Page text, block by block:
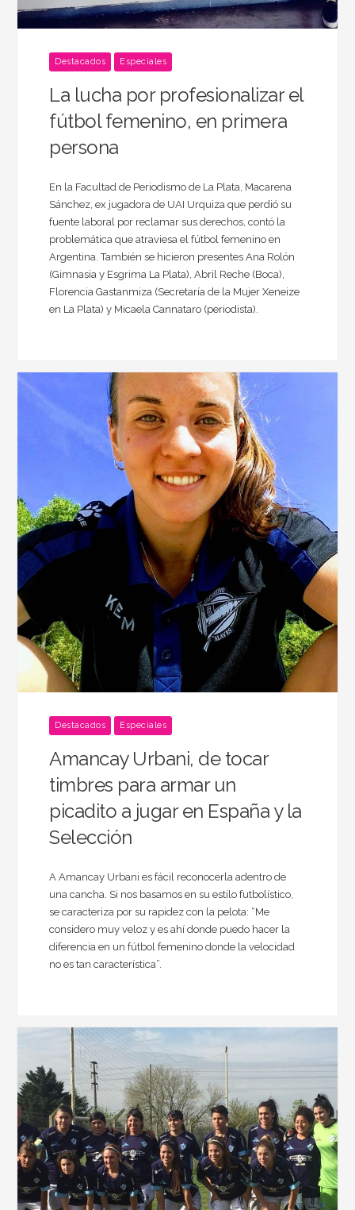
Destacados Especiales
La lucha por profesionalizar el
fútbol femenino, en primera
persona
En la Facultad de Periodismo de La Plata, Macarena
Sánchez, ex jugadora de UAI Urquiza que perdió su
fuente laboral por reclamar sus derechos, contó la
problemática que atraviesa el fútbol femenino en
Argentina. También se hicieron presentes Ana Rolón
(Gimnasia y Esgrima La Plata), Abril Reche (Boca),
Florencia Gastanmiza (Secretaría de la Mujer Xeneize
en La Plata) y Micaela Cannataro (periodista).
Destacados Especiales
Amancay Urbani, de tocar
timbres para armar un
picadito a jugar en España y la
Selección
A Amancay Urbani es fácil reconocerla adentro de
una cancha. Si nos basamos en su estilo futbolístico,
se caracteriza por su rapidez con la pelota: “Me
considero muy veloz y es ahí donde puedo hacer la
diferencia en un fútbol femenino donde la velocidad
no es tan característica”.